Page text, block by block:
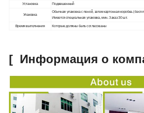
Установка Подвешенный
Упаковка
Обычная упаковка с пеной, затем картонная коробка .(
Имеется специальная упаковка , мин. Заказ 30 шт.
Время выполнения Которые должны быть согласованы
[ Информация о